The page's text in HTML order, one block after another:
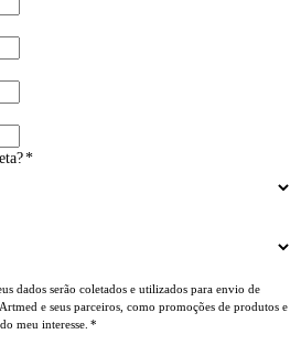
*
dados serão coletados e utilizados para envio de
e seus parceiros, como promoções de produtos e
meu interesse. *